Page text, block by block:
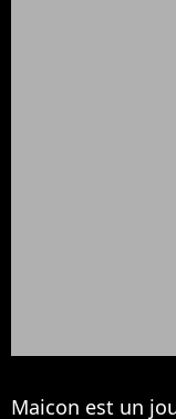
Maicon est un